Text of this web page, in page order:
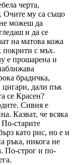
черта,
Очите му са също
можеш да
и да се
на матова кожа
покрити с мъх.
е прошарена и
брадичка,
дали пък
се Красен?
Сивия е
Казват, че всяка
По-старите
като рис, но е и
ръка, никога не
По-строг и по-